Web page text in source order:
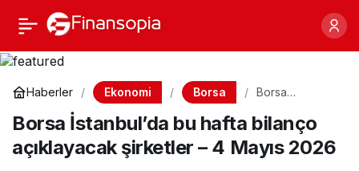
Haberler Ekonomi Borsa
Borsa
hafta bilanço
açıklayacak
şirketler – 4
Mayıs 2026
Borsa İstanbul’da bu hafta bilanço
açıklayacak şirketler – 4 Mayıs 2026
Borsa İstanbul’da bu
hafta bilanço
açıklayacak şirketler – 4
Mayıs 2026
Paylaş